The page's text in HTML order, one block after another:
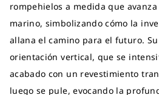
rompehielos a medida que
marino, simbolizando cómo la
allana el camino para el futuro.
orientación vertical, que se
acabado con un revestimiento
luego se pule, evocando la